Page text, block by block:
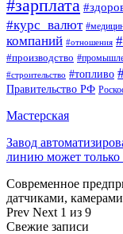
#зарплата
#курс_валют
компаний #отношения
#производство
#строительство #топливо
Правительство РФ
Мастерская
Завод
линию может
Современное
датчиками,
Prev Next 1 из 9
Свежие записи